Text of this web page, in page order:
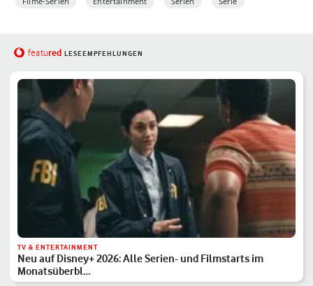
featured LESEEMPFEHLUNGEN
TV & ENTERTAINMENT
Neu auf Disney+ 2026: Alle Serien- und Filmstarts im
Monatsüberbl…